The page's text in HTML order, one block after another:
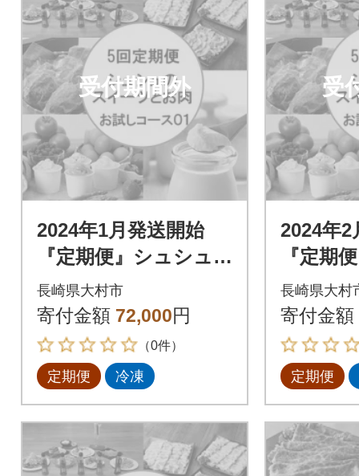
受付期間外
2024年1月発送開始
『定期便』シュシュ
のお試しスイーツと
お肉のコース01 全5
回
長崎県大村市
寄付金額 72,000円
（0件）
定期便 冷凍
受
2024年2
『定期
のお試
お肉の
回
長崎県大村
寄付金額
定期便